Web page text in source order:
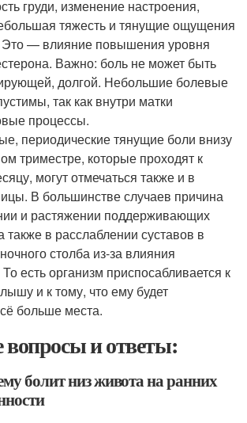
груди, изменение настроения,
тяжесть и тянущие ощущения
Это — влияние повышения уровня
Важно: боль не может быть
долгой. Небольшие болевые
так как внутри матки
процессы.
периодические тянущие боли внизу
триместре, которые проходят к
могут отмечаться также и в
В большинстве случаев причина
и растяжении поддерживающих
также в расслаблении суставов в
столба из-за влияния
есть организм приспосабливается к
и к тому, что ему будет
больше места.
и ответы:
болит низ живота на ранних